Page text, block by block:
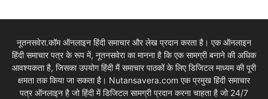
नूतनसवेरा.कॉम ऑनलाइन हिंदी समाचार और लेख प्रदान करता है। एक ऑनलाइन
हिंदी समाचार पत्र के रूप में, नूतनसवेरा का मानना है कि एक सामग्री बनाने की अधिक
आवश्यकता है, जिसका उपयोग हिंदी मैं समाचार पाठकों के लिए डिजिटल माध्यम की पूरी
क्षमता तक किया जा सकता है। Nutansavera.com एक प्रमुख हिंदी समाचार
पत्र ऑनलाइन है जो हिंदी में डिजिटल सामग्री प्रदान करना चाहता है जो 24/7